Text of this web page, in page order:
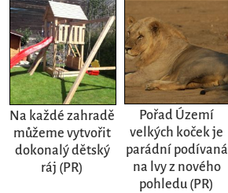
Na každé zahradě
můžeme vytvořit
dokonalý dětský
ráj (PR)
Pořad Území
velkých koček je
parádní podívaná
na lvy z nového
pohledu (PR)